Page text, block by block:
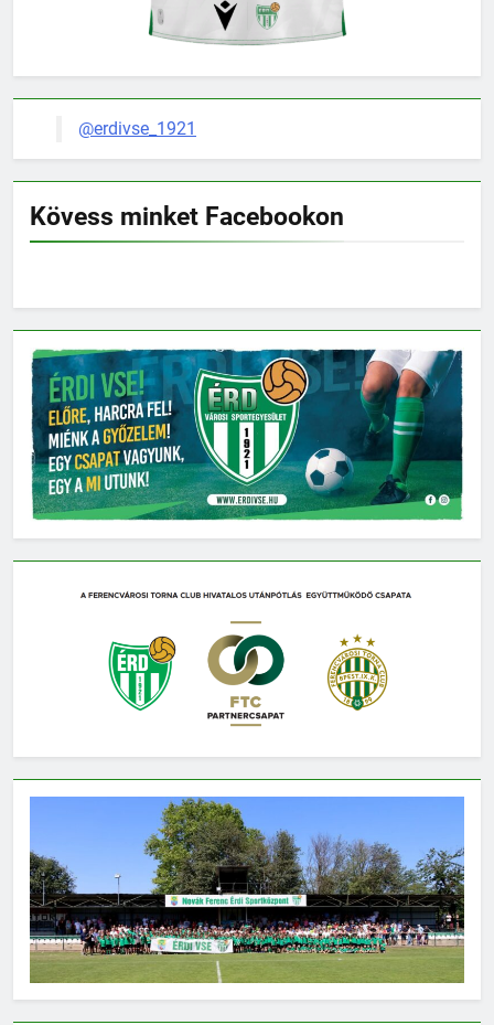
@erdivse_1921
Kövess minket Facebookon